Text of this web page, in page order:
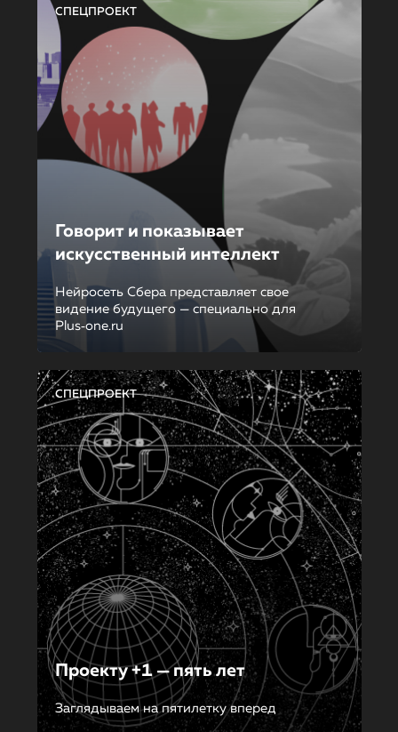
СПЕЦПРОЕКТ
Говорит и показывает
искусственный интеллект
Нейросеть Сбера представляет свое
видение будущего — специально для
Plus‑one.ru
СПЕЦПРОЕКТ
Проекту +1 — пять лет
Заглядываем на пятилетку вперед